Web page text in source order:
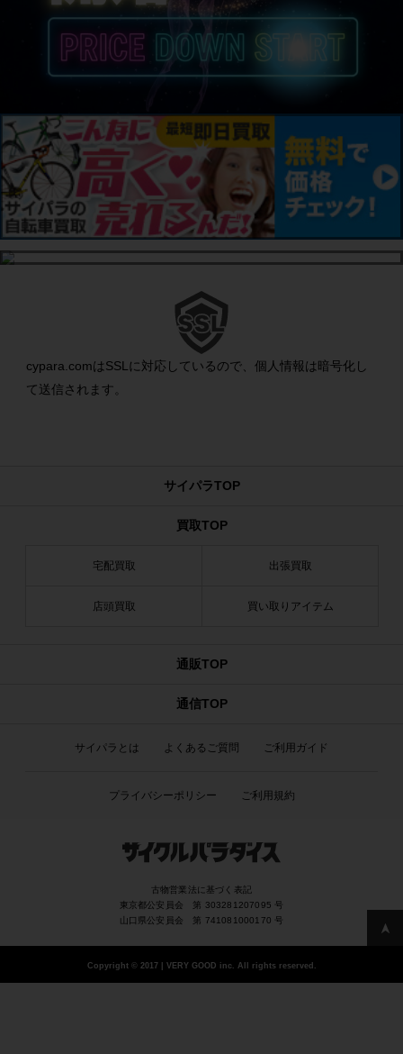
cypara.comはSSLに対応しているので、個人情報は暗号化し
て送信されます。
サイパラTOP
買取TOP
宅配買取 出張買取
店頭買取 買い取りアイテム
通販TOP
通信TOP
サイパラとは よくあるご質問 ご利用ガイド
プライバシーポリシー ご利用規約
古物営業法に基づく表記
東京都公安員会 第 303281207095 号
山口県公安員会 第 741081000170 号
Copyright ©2017 | VERY GOOD inc. All rights reserved.